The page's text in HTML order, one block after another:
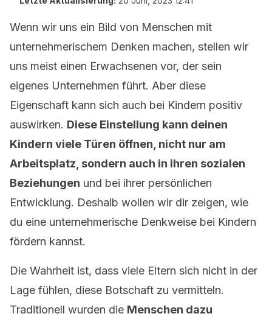
Wenn wir uns ein Bild von Menschen mit
unternehmerischem Denken machen, stellen wir
uns meist einen Erwachsenen vor, der sein
eigenes Unternehmen führt. Aber diese
Eigenschaft kann sich auch bei Kindern positiv
auswirken. Diese Einstellung kann deinen
Kindern viele Türen öffnen, nicht nur am
Arbeitsplatz, sondern auch in ihren sozialen
Beziehungen und bei ihrer persönlichen
Entwicklung. Deshalb wollen wir dir zeigen, wie
du eine unternehmerische Denkweise bei Kindern
fördern kannst.
Die Wahrheit ist, dass viele Eltern sich nicht in der
Lage fühlen, diese Botschaft zu vermitteln.
Traditionell wurden die Menschen dazu